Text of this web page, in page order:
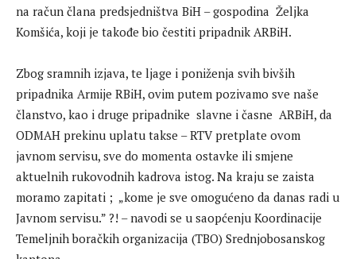
na račun člana predsjedništva BiH – gospodina Željka
Komšića, koji je takođe bio čestiti pripadnik ARBiH.
Zbog sramnih izjava, te ljage i poniženja svih bivših
pripadnika Armije RBiH, ovim putem pozivamo sve naše
članstvo, kao i druge pripadnike slavne i časne ARBiH, da
ODMAH prekinu uplatu takse – RTV pretplate ovom
javnom servisu, sve do momenta ostavke ili smjene
aktuelnih rukovodnih kadrova istog. Na kraju se zaista
moramo zapitati ; „kome je sve omogućeno da danas radi u
Javnom servisu.” ?! – navodi se u saopćenju Koordinacije
Temeljnih boračkih organizacija (TBO) Srednjobosanskog